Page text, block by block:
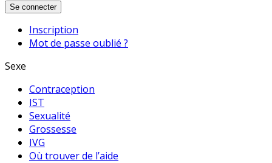
Se connecter
Inscription
Mot de passe oublié ?
Sexe
Contraception
IST
Sexualité
Grossesse
IVG
Où trouver de l’aide